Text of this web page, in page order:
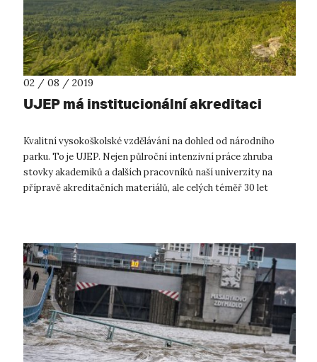
02 / 08 / 2019
UJEP má institucionální akreditaci
Kvalitní vysokoškolské vzdělávání na dohled od národního
parku. To je UJEP. Nejen půlroční intenzivní práce zhruba
stovky akademiků a dalších pracovníků naší univerzity na
přípravě akreditačních materiálů, ale celých téměř 30 let